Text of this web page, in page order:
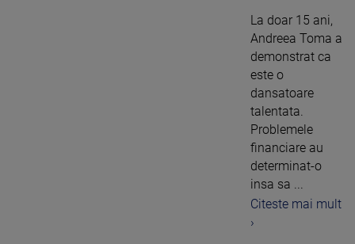
La doar 15 ani,
Andreea Toma a
demonstrat ca
este o
dansatoare
talentata.
Problemele
financiare au
determinat-o
insa sa ...
Citeste mai mult
›